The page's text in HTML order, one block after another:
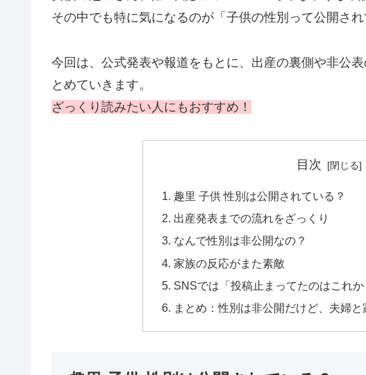
その中でも特に気になるのが「子供の性別って公開され
今回は、公式発表や報道をもとに、出産の裏側や非公
とめていきます。
ざっくり読みたい人にもおすすめ！
目次
趣里 子供 性別は公開されている？
出産発表までの流れをざっくり
なんで性別は非公開なの？
家族の反応がまた素敵
SNSでは「投稿止まってたのはこれ
まとめ：性別は非公開だけど、夫婦